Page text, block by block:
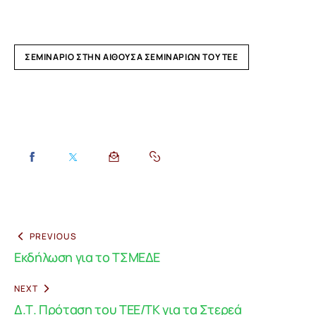
ΣΕΜΙΝΆΡΙΟ ΣΤΗΝ ΑΊΘΟΥΣΑ ΣΕΜΙΝΑΡΊΩΝ ΤΟΥ ΤΕΕ
PREVIOUS
Εκδήλωση για το ΤΣΜΕΔΕ
NEXT
Δ.Τ. Πρόταση του ΤΕΕ/ΤΚ για τα Στερεά